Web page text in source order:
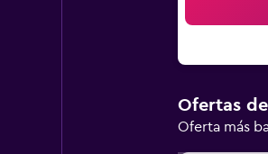
Ofertas
Oferta más